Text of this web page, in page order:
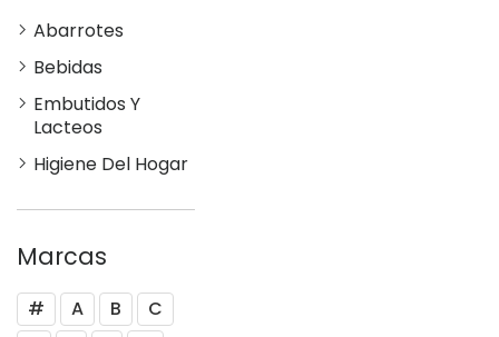
Abarrotes
Bebidas
Embutidos Y
Lacteos
Higiene Del Hogar
Marcas
# A B
C